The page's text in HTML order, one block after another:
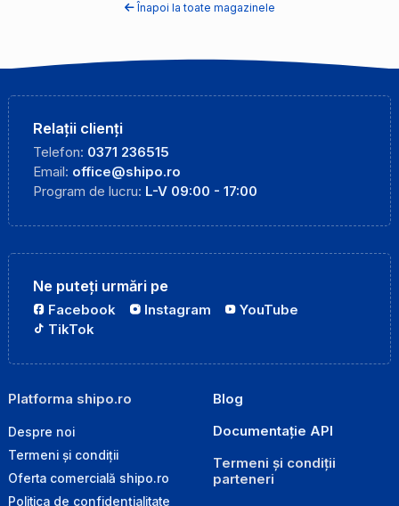
Înapoi la toate magazinele
Relații clienți
Telefon: 0371 236515
Email: office@shipo.ro
Program de lucru: L-V 09:00 - 17:00
Ne puteți urmări pe
Facebook Instagram
YouTube
TikTok
Platforma shipo.ro
Despre noi
Termeni și condiții
Oferta comercială shipo.ro
Politica de confidențialitate
Blog
Documentație API
Termeni și condiții
parteneri